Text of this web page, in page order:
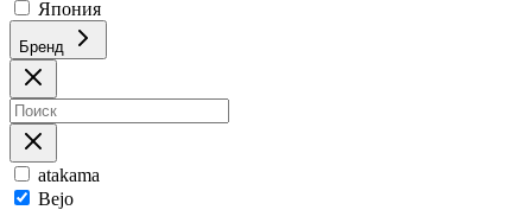
Япония
Бренд
atakama
Bejo